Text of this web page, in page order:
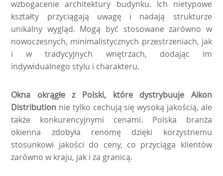
wzbogacenie architektury budynku. Ich nietypowe
kształty przyciągają uwagę i nadają strukturze
unikalny wygląd. Mogą być stosowane zarówno w
nowoczesnych, minimalistycznych przestrzeniach, jak
i w tradycyjnych wnętrzach, dodając im
indywidualnego stylu i charakteru.
Okna okrągłe z Polski, które dystrybuuje Aikon
Distribution nie tylko cechują się wysoką jakością, ale
także konkurencyjnymi cenami. Polska branża
okienna zdobyła renomę dzięki korzystnemu
stosunkowi jakości do ceny, co przyciąga klientów
zarówno w kraju, jak i za granicą.